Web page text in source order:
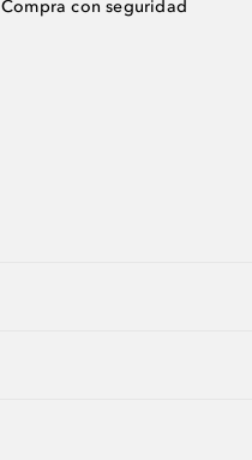
Compra con seguridad